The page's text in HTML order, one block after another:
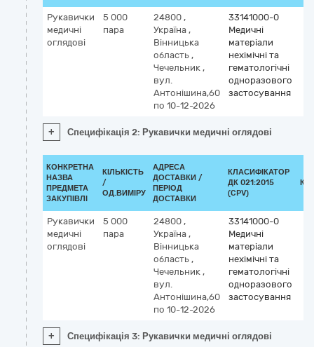
Рукавички
медичні
оглядові
5 000
пара
24800 ,
Україна ,
Вінницька
область ,
Чечельник ,
вул.
Антонішина,60
по 10-12-2026
33141000-0
Медичні
матеріали
нехімічні та
гематологічні
одноразового
застосування
+ Специфікація 2: Рукавички медичні оглядові
КОНКРЕТНА
НАЗВА
ПРЕДМЕТА
ЗАКУПІВЛІ
КІЛЬКІСТЬ
/
ОД.ВИМІРУ
АДРЕСА
ДОСТАВКИ /
ПЕРІОД
ДОСТАВКИ
КЛАСИФІКАТОР
ДК 021:2015
(CPV)
Рукавички
медичні
оглядові
5 000
пара
24800 ,
Україна ,
Вінницька
область ,
Чечельник ,
вул.
Антонішина,60
по 10-12-2026
33141000-0
Медичні
матеріали
нехімічні та
гематологічні
одноразового
застосування
+ Специфікація 3: Рукавички медичні оглядові